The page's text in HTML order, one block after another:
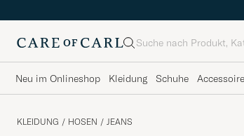
Suche
Neu im Onlineshop Kleidung Schuhe
KLEIDUNG / HOSEN / JEANS